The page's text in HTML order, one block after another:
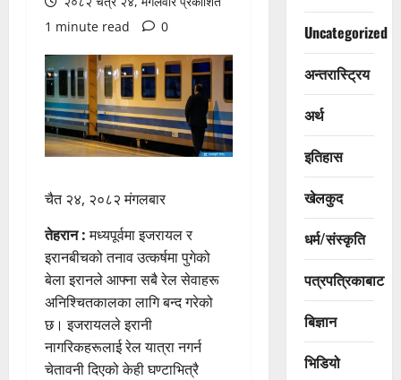
1 minute read
0
चैत २४, २०८२ मंगलबार
तेहरान :मध्यपूर्वमा इजरायल र
इरानबीचको तनाव उत्कर्षमा पुगेको
बेला इरानले आफ्ना सबै रेल सेवाहरू
अनिश्चितकालका लागि बन्द गरेको
छ। इजरायलले इरानी
नागरिकहरूलाई रेल यात्रा नगर्न
चेतावनी दिएको केही घण्टाभित्रै
Uncategorized
अन्तरास्ट्रिय
अर्थ
इतिहास
खेलकुद
धर्म/संस्कृति
पत्रपत्रिकाबाट
बिज्ञान
भिडियो